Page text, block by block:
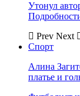
Утонул
Prev Next
Спорт
Алина
платье и